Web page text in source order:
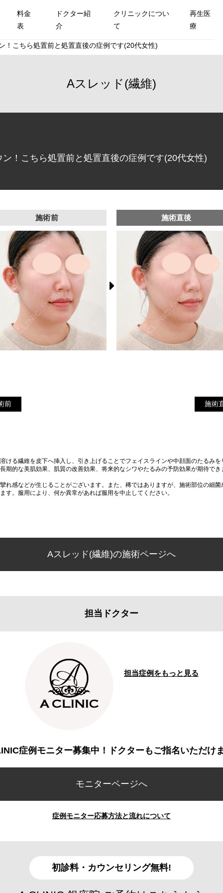
料金
表
ドクター紹
介
クリニックについ
て
再生医
療
！こちら処置前と処置直後の症例です(20代女性)
Aスレッド(繊維)
！こちら処置前と処置直後の症例です(20代女性)
施術前 施術直後
前 施術
ける繊維を皮下へ挿入し、引き上げることでフェイスラインや中顔面のたるみ
期的な美肌効果、肌質の改善効果、将来的なシワやたるみの予防効果が期待でき
れ感などが生じることがございます。また、稀ではありますが、施術部位の細
。服用により、何か異常があれば服用を中止してください。
Aスレッド(繊維)の施術ページへ
担当ドクター
担当症例をもっと見る
症例モニター募集中！ドクターもご指名いただけ
モニターページへ
症例モニター応募方法と流れについて
初診料・カウンセリング無料!